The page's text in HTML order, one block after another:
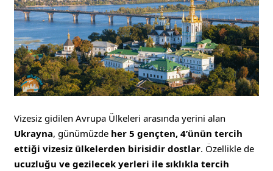
Vizesiz gidilen Avrupa Ülkeleri arasında yerini alan
Ukrayna, günümüzde her 5 gençten, 4’ünün tercih
ettiği vizesiz ülkelerden birisidir dostlar. Özellikle de
ucuzluğu ve gezilecek yerleri ile sıklıkla tercih